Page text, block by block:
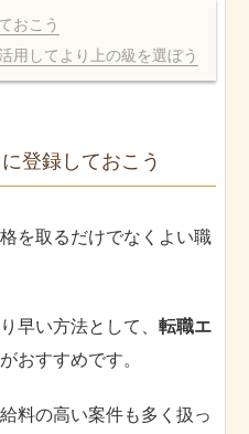
おこう
用してより上の級を選ぼう
登録しておこう
を取るだけでなくよい職
早い方法として、 転職エ
おすすめです。
料の高い案件も多く扱っ